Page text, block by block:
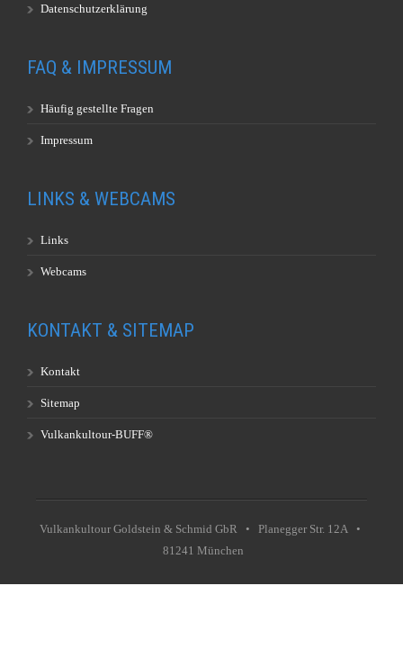
Datenschutzerklärung
FAQ & IMPRESSUM
Häufig gestellte Fragen
Impressum
LINKS & WEBCAMS
Links
Webcams
KONTAKT & SITEMAP
Kontakt
Sitemap
Vulkankultour-BUFF®
Vulkankultour Goldstein & Schmid GbR • Planegger Str. 12A •
81241 München